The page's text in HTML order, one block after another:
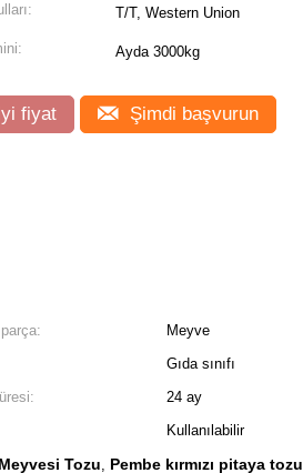
T/T, Western Union
Ayda 3000kg
fiyat Şimdi başvurun
Meyve
Gıda sınıfı
24 ay
Kullanılabilir
Tozu, Pembe kırmızı pitaya tozu